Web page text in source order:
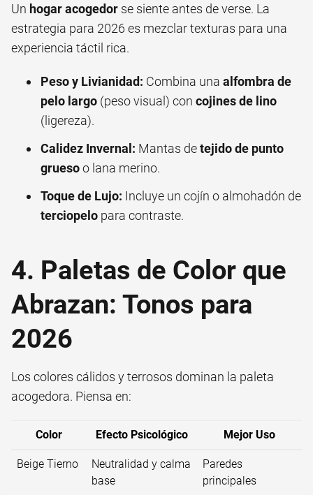
Un hogar acogedor se siente antes de verse. La
estrategia para 2026 es mezclar texturas para una
experiencia táctil rica.
Peso y Livianidad: Combina una alfombra de
pelo largo (peso visual) con cojines de lino
(ligereza).
Calidez Invernal: Mantas detejido de punto
gruesoo lana merino.
Toque de Lujo: Incluye un cojín o almohadón de
terciopelo para contraste.
4. Paletas de Color que
Abrazan: Tonos para
2026
Los colores cálidos y terrosos dominan la paleta
acogedora. Piensa en:
Color Efecto Psicológico Mejor Uso
Beige Tierno
Neutralidad y calma
base
Paredes
principales